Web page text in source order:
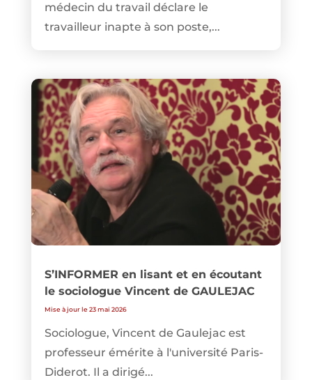
médecin du travail déclare le
travailleur inapte à son poste,...
S’INFORMER en lisant et en écoutant
le sociologue Vincent de GAULEJAC
Mise à jour le 23 mai 2026
Sociologue, Vincent de Gaulejac est
professeur émérite à l'université Paris-
Diderot. Il a dirigé...